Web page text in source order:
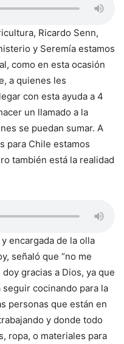
Ricardo Senn,
y Seremía estamos
como en esta ocasión
a quienes les
con esta ayuda a 4
un llamado a la
se puedan sumar. A
para Chile estamos
también está la realidad
encargada de la olla
señaló que “no me
gracias a Dios, ya que
cocinando para la
personas que están en
y donde todo
ropa, o materiales para